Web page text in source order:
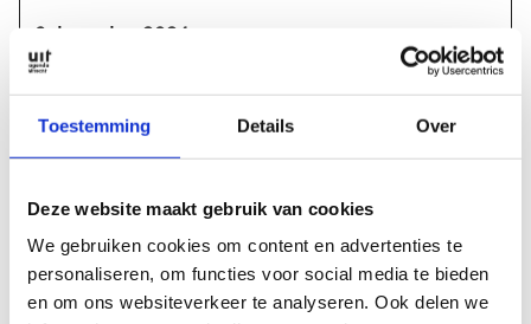
Toestemming Details Over
Deze website maakt gebruik van cookies
We gebruiken cookies om content en advertenties te
personaliseren, om functies voor social media te bieden
en om ons websiteverkeer te analyseren. Ook delen we
6 december 2024
UITagenda Utrecht dec/jan 2024
Labels & tags